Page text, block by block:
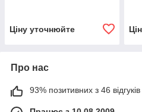
Ціну уточнюйте
Про нас
93% позитивних з 46 відгуків